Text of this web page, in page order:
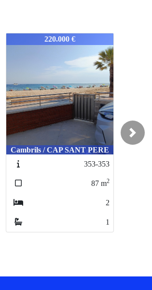
220.000 €
Cambrils / CAP SANT PERE
353-353
87 m2
2
1
Next